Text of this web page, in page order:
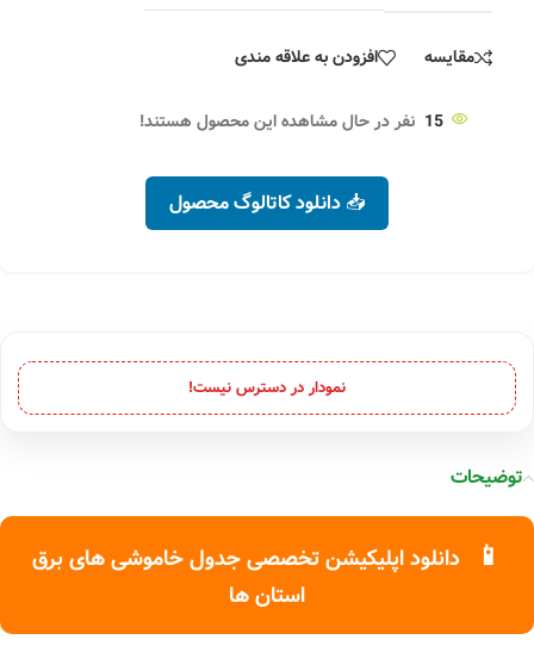
مقایسه افزودن به علاقه مندی
15 نفر در حال مشاهده این محصول هستند!
📥 دانلود کاتالوگ محصول
نمودار در دسترس نیست!
توضیحات
📱
دانلود اپلیکیشن تخصصی جدول خاموشی های برق
استان ها